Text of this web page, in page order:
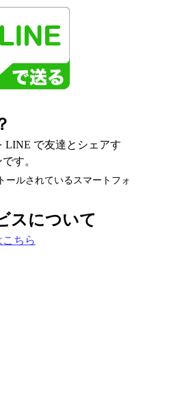
LINE で友達とシェアす
す。
ールされているスマートフォ
スについて
ちら